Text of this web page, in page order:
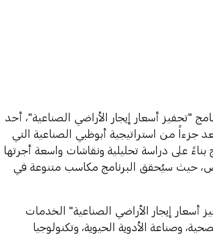
"تحفيز أسعار إيجار الأراضي الصناعية"، أحد
جزءاً من استراتيجية أبوظبي الصناعية التي
على دراسة تحليلية ونقاشات واسعة أجرتها
حيث سيُحقق البرنامج مكاسب متنوعة في
أسعار إيجار الأراضي الصناعية" الخدمات
وصناعة الأدوية الحيوية، وتكنولوجيا